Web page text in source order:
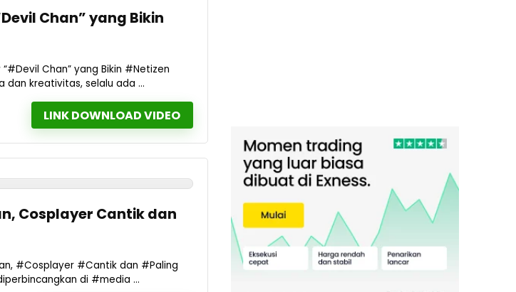
Chan” yang Bikin
Chan” yang Bikin #Netizen
dan kreativitas, selalu ada ...
LINK DOWNLOAD VIDEO
Cosplayer Cantik dan
#Cosplayer #Cantik dan #Paling
di #media ...